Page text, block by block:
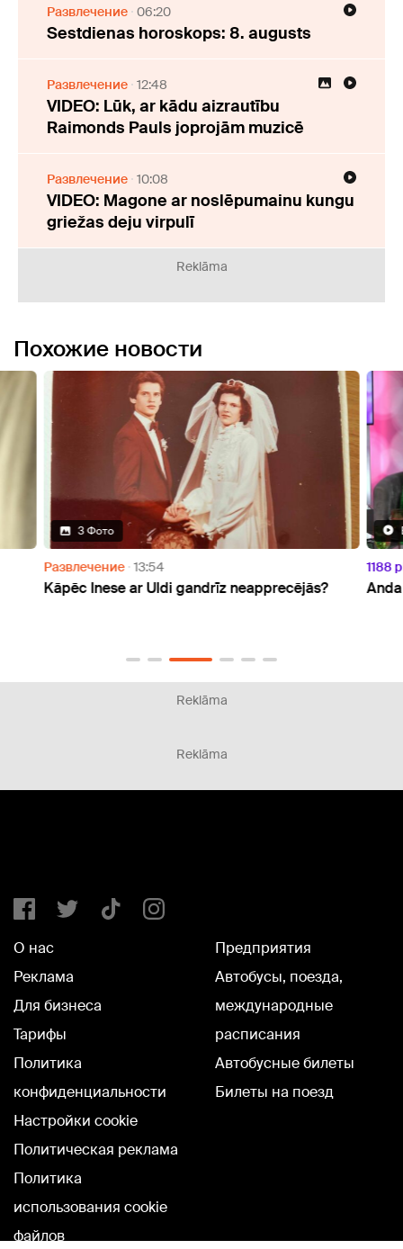
Развлечение 06:20
Sestdienas horoskops: 8. augusts
Развлечение 12:48
VIDEO: Lūk, ar kādu aizrautību
Raimonds Pauls joprojām muzicē
Развлечение 10:08
VIDEO: Magone ar noslēpumainu kungu
griežas deju virpulī
Reklāma
Похожие новости
3 Фото
Развлечение 13:54
Kāpēc Inese ar Uldi gandrīz neapprecējās?
1188
Reklāma
Reklāma
О нас
Реклама
Для бизнеса
Тарифы
Политика
конфиденциальности
Настройки cookie
Политическая реклама
Политика
использования cookie
файлов
Предприятия
Автобусы, поезда,
международные
расписания
Автобусные билеты
Билеты на поезд